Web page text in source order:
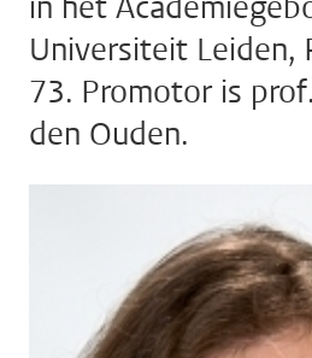
Universiteit Leiden,
73. Promotor is
den Ouden.